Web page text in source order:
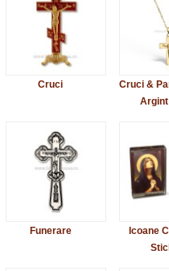
Cruci
Cruci &
Funerare
Icoane